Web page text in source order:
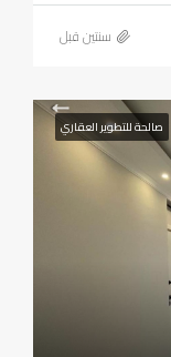
‏سنتين قبل
صالحة للتطوير العقاري